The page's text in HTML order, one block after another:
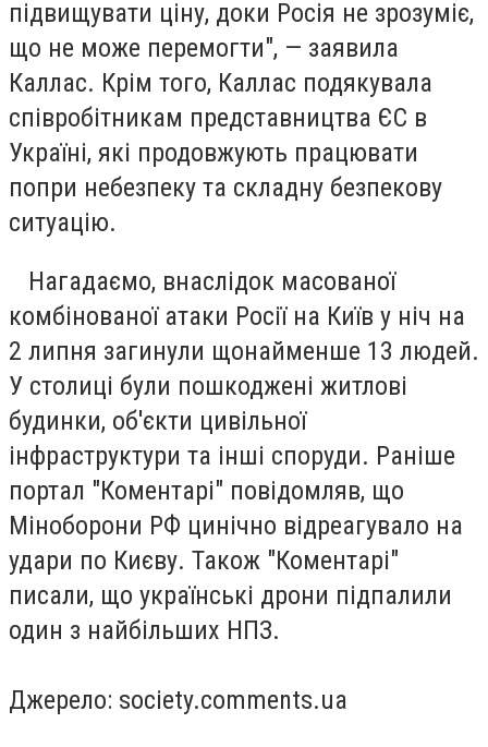
підвищувати ціну, доки Росія не зрозуміє,
що не може перемогти", — заявила
Каллас. Крім того, Каллас подякувала
співробітникам представництва ЄС в
Україні, які продовжують працювати
попри небезпеку та складну безпекову
ситуацію.
Нагадаємо, внаслідок масованої
комбінованої атаки Росії на Київ у ніч на
2 липня загинули щонайменше 13 людей.
У столиці були пошкоджені житлові
будинки, об'єкти цивільної
інфраструктури та інші споруди. Раніше
портал "Коментарі" повідомляв, що
Міноборони РФ цинічно відреагувало на
удари по Києву. Також "Коментарі"
писали, що українські дрони підпалили
один з найбільших НПЗ.
Джерело: society.comments.ua